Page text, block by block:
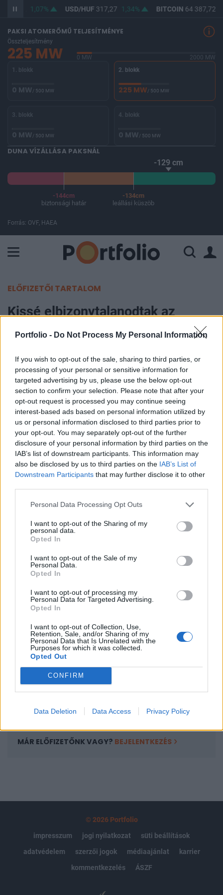
Portfolio - Do Not Process My Personal Information
If you wish to opt-out of the sale, sharing to third parties, or
processing of your personal or sensitive information for
targeted advertising by us, please use the below opt-out
section to confirm your selection. Please note that after your
opt-out request is processed you may continue seeing
interest-based ads based on personal information utilized by
us or personal information disclosed to third parties prior to
your opt-out. You may separately opt-out of the further
disclosure of your personal information by third parties on the
IAB’s list of downstream participants. This information may
also be disclosed by us to third parties on the IAB’s List of
Downstream Participants that may further disclose it to other
Personal Data Processing Opt Outs
I want to opt-out of the Sharing of my
personal data.
Opted In
I want to opt-out of the Sale of my
Personal Data.
Opted In
I want to opt-out of processing my
Personal Data for Targeted Advertising.
Opted In
I want to opt-out of Collection, Use,
Retention, Sale, and/or Sharing of my
Personal Data that Is Unrelated with the
Purposes for which it was collected.
Opted Out
CONFIRM
Data Deletion Data Access Privacy Policy
365,62 1,07% USD/HUF317,27 1,34% BITCOIN64 387,72
PAKSI ATOMERŐMŰ TELJESÍTMÉNYE
Összteljesítmény
225 MW 0 MW
2000 MW
1. blokk
0 MW/ 500 MW
2. blokk
225 MW/ 500 MW
3. blokk
0 MW/ 500 MW
4. blokk
0 MW/ 500 MW
DUNA VÍZÁLLÁSA PAKSNÁL
-129 cm
-144cm
biztonsági határ
-134cm
leállási küszöb
Forrás: OVF, HAEA
ELŐFIZETŐI TARTALOM
Kissé elbizonytalanodtak az
amerikai befektetők
2010. július 28. 15:14
Három szép emelkedő nap után tegnap
megpihentek az amerikai indexek, a hét további
részében így az lesz a kérdés, hogy tovább
tudnak-e emelkedni. A határidős indexek közül a
Dow 33, az S&P 500 3.3, a Nasdaq 100 5.75 pontos
mínuszban tartózkodik a nyitást megelőzően.
Tegnap 0.5% körüli pluszokban nyitottak a vezető amerikai
indexek, mely többlet már az első órában elfogyott. Ezt
követően pedig a kivárás jegyében zajlott a kereskedés. Az
mozgóátlagon zárt az index.A Dow már a 200 napos felett
helyezkedik el, de a 10,600-nál húzódó csúcs láthatóan
A keresett cikk a portfolio.hu hírarchívumához
tartozik, melynek olvasása előfizetéses
regisztrációhoz kötött.
Az előfizetés a következőket tartalmazza:
Portfolio.hu teljes cikkarchívum
Kötéslisták: BÉT elmúlt 2 év napon belüli
kötéslistái
MÁR ELŐFIZETŐNK VAGY? BEJELENTKEZÉS
© 2026 Portfolio
impresszum
jogi nyilatkozat
süti beállítások
adatvédelem
szerzői jogok médiaajánlat
karrier
kommentkezelés
ÁSZF